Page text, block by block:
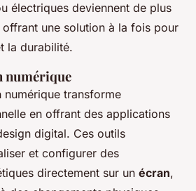
électriques deviennent de plus
une solution à la fois pour
la durabilité.
numérique
numérique transforme
en offrant des applications
digital. Ces outils
et configurer des
directement sur un écran,